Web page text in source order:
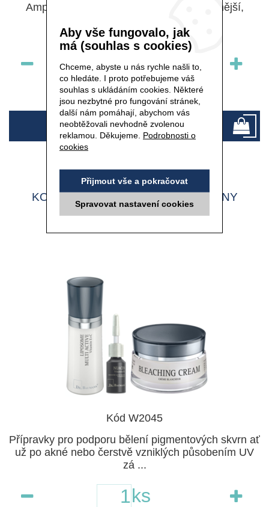
Ampule s koncentrovanou látkou pro jasnější,
ks
skladem
650 Kč
KOMPLET NA PIGMENTOVÉ SKVRNY
Kód W2045
Přípravky pro podporu bělení pigmentových skvrn ať
už po akné nebo čerstvě vzniklých působením UV
zá ...
ks
Aby vše fungovalo, jak
má (souhlas s cookies)
Chceme, abyste u nás rychle našli to,
co hledáte. I proto potřebujeme váš
souhlas s ukládáním cookies. Některé
jsou nezbytné pro fungování stránek,
další nám pomáhají, abychom vás
neobtěžovali nevhodně zvolenou
reklamou. Děkujeme. Podrobnosti o
cookies
Spravovat nastavení cookies
Přijmout vše a pokračovat